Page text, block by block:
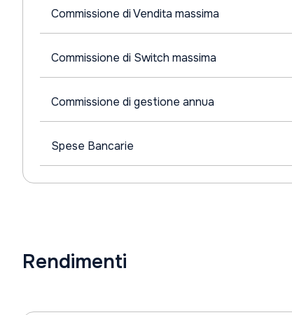
Commissione di Vendita massima
Commissione di Switch massima
Commissione di gestione annua
Spese Bancarie
Rendimenti